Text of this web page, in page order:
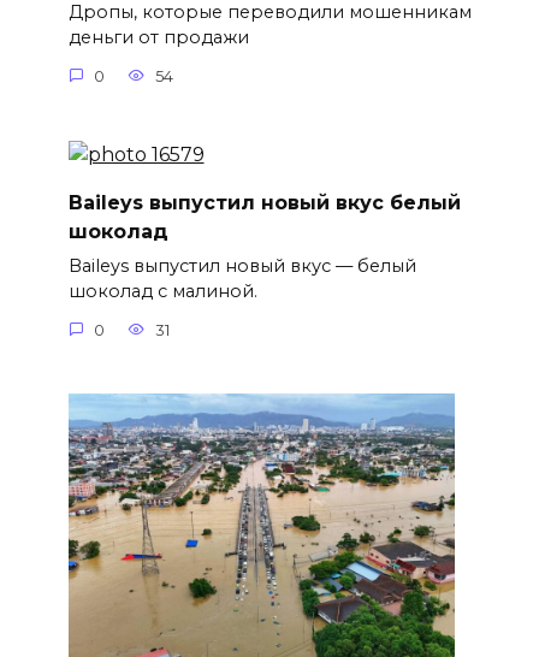
Дропы, которые переводили мошенникам
деньги от продажи
0 54
Baileys выпустил новый вкус белый
шоколад
Baileys выпустил новый вкус — белый
шоколад с малиной.
0 31